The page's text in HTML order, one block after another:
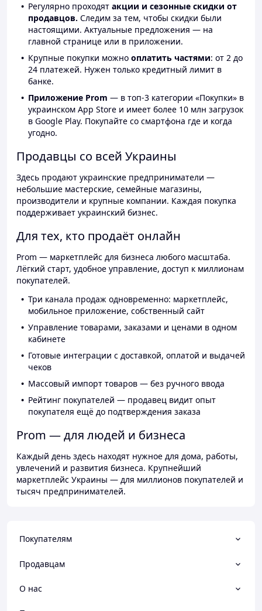
Регулярно проходят акции и сезонные скидки от
продавцов. Следим за тем, чтобы скидки были
настоящими. Актуальные предложения — на
главной странице или в приложении.
Крупные покупки можно оплатить частями: от 2 до
24 платежей. Нужен только кредитный лимит в
банке.
Приложение Prom — в топ-3 категории «Покупки» в
украинском App Store и имеет более 10 млн загрузок
в Google Play. Покупайте со смартфона где и когда
угодно.
Продавцы со всей Украины
Здесь продают украинские предприниматели —
небольшие мастерские, семейные магазины,
производители и крупные компании. Каждая покупка
поддерживает украинский бизнес.
Для тех, кто продаёт онлайн
Prom — маркетплейс для бизнеса любого масштаба.
Лёгкий старт, удобное управление, доступ к миллионам
покупателей.
Три канала продаж одновременно: маркетплейс,
мобильное приложение, собственный сайт
Управление товарами, заказами и ценами в одном
кабинете
Готовые интеграции с доставкой, оплатой и выдачей
чеков
Массовый импорт товаров — без ручного ввода
Рейтинг покупателей — продавец видит опыт
покупателя ещё до подтверждения заказа
Prom — для людей и бизнеса
Каждый день здесь находят нужное для дома, работы,
увлечений и развития бизнеса. Крупнейший
маркетплейс Украины — для миллионов покупателей и
тысяч предпринимателей.
Покупателям
Продавцам
О нас